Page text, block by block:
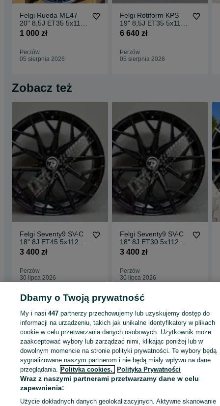
Felgi Rueda ME47
20" 8,5J ET35 5x112
CBKF1 / 2 sztuki
1 000 zł
Perzów
05 sierpnia 2026
Felgi Rotiform KPS
19" 8,5J ET35 5x112
Matte Black Face w/
6 640 zł
Perzów
05 sierpnia 2026
Zobacz też
Felgi Seventy9 SV-C
18" 8J ET45 5x112
Black Glossy
3 400 zł
Perzów
30 lipca 2026
Felgi Seventy9 SV-C
18" 8J ET30 5x112
Black Glossy
3 400 zł
Perzów
30 lipca 2026
Strona główna Motoryzacja Opony i Felgi Felgi Felgi - Wielkopolskie
- Perzów
KATEGORIA
1002438426 Wyświetlenia:
Zadzwoń / SMS Wyślij wiadomość
Dbamy o Twoją prywatność
My i nasi447 partnerzy przechowujemy lub uzyskujemy dostęp do
informacji na urządzeniu, takich jak unikalne identyfikatory w plikach
cookie w celu przetwarzania danych osobowych. Użytkownik może
zaakceptować wybory lub zarządzać nimi, klikając poniżej lub w
dowolnym momencie na stronie polityki prywatności. Te wybory będą
sygnalizowane naszym partnerom i nie będą miały wpływu na dane
przeglądania. Polityka cookies, Polityka Prywatności
Wraz z naszymi partnerami przetwarzamy dane w celu
zapewnienia:
Użycie dokładnych danych geolokalizacyjnych. Aktywne skanowanie